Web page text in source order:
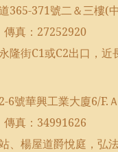
365-371號二＆三樓(
傳真： 27252920
隆街C1或C2出口，近
2-6號華興工業大廈6/F.
傳真： 34991626
、楊屋道爵悅庭，弘